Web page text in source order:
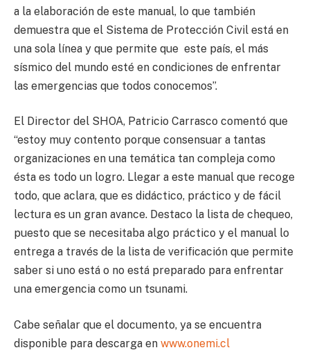
a la elaboración de este manual, lo que también
demuestra que el Sistema de Protección Civil está en
una sola línea y que permite que este país, el más
sísmico del mundo esté en condiciones de enfrentar
las emergencias que todos conocemos”.
El Director del SHOA, Patricio Carrasco comentó que
“estoy muy contento porque consensuar a tantas
organizaciones en una temática tan compleja como
ésta es todo un logro. Llegar a este manual que recoge
todo, que aclara, que es didáctico, práctico y de fácil
lectura es un gran avance. Destaco la lista de chequeo,
puesto que se necesitaba algo práctico y el manual lo
entrega a través de la lista de verificación que permite
saber si uno está o no está preparado para enfrentar
una emergencia como un tsunami.
Cabe señalar que el documento, ya se encuentra
disponible para descarga en www.onemi.cl